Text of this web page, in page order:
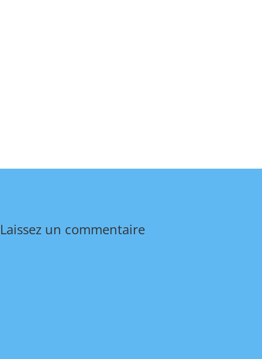
Laissez un commentaire